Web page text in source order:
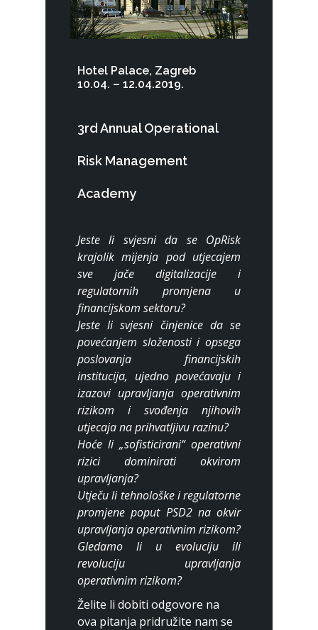
Hotel Palace, Zagreb
10.04. – 12.04.2019.
3rd Annual Operational
Risk Management
Academy
Jeste li svjesni da se OpRisk
krajolik mijenja pod utjecajem
sve jače digitalizacije i
regulatornih promjena u
financijskom sektoru?
Jeste li svjesni činjenice da se
povećanjem složenosti i opsega
poslovanja financijskih
institucija, ujedno povećavaju i
izazovi upravljanja operativnim
rizikom i svođenja njihovih
utjecaja na prihvatljivu razinu?
Hoće li „sofisticirani“ operativni
rizici dominirati okvirom
upravljanja?
Utječu li tehnološke i regulatorne
promjene poput PSD2 na okvir
upravljanja operativnim rizikom?
Gledamo li u evoluciju ili
revoluciju upravljanja
operativnim rizikom?
Želite li dobiti odgovore na
ova pitanja pridružite nam se